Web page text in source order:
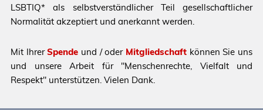
LSBTIQ* als selbstverständlicher Teil gesellschaftlicher
Normalität akzeptiert und anerkannt werden.
Mit IhrerSpende und / oder Mitgliedschaft können Sie uns
und unsere Arbeit für "Menschenrechte, Vielfalt und
Respekt" unterstützen. Vielen Dank.